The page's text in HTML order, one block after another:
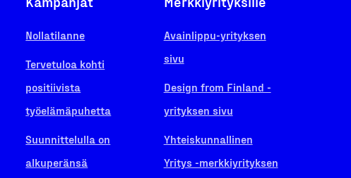
Nollatilanne
Tervetuloa kohti
positiivista
työelämäpuhetta
Suunnittelulla on
alkuperänsä
Avainlippu-yrityksen
sivu
Design from Finland -
yrityksen sivu
Yhteiskunnallinen
Yritys -merkkiyrityksen